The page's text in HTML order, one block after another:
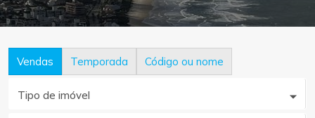
Vendas Temporada Código ou nome
Tipo de imóvel